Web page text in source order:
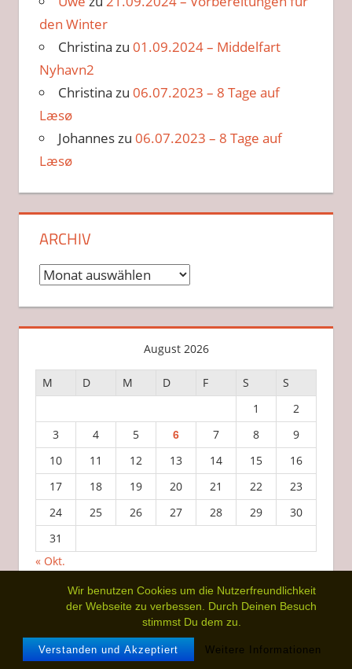
Wir benutzen Cookies um die Nutzerfreundlichkeit
der Webseite zu verbessen. Durch Deinen Besuch
stimmst Du dem zu.
Verstanden und Akzeptiert Weitere Informationen
den Winter
Christina zu 01.09.2024 – Middelfart
Nyhavn2
Christina zu 06.07.2023 – 8 Tage auf
Læsø
Johanneszu 06.07.2023 – 8 Tage auf
Læsø
ARCHIV
Archiv
August 2026
M D M D F S
S
1
2
3
4 5 6 7 8
9
10
11 12 13 14 15
16
17
18 19 20 21 22
23
24
25 26 27 28 29
30
31
« Okt.
WordPress-Theme: Tortuga von ThemeZee.